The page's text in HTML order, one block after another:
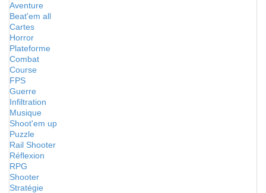
Aventure
Beat'em all
Cartes
Horror
Plateforme
Combat
Course
FPS
Guerre
Infiltration
Musique
Shoot'em up
Puzzle
Rail Shooter
Réflexion
RPG
Shooter
Stratégie